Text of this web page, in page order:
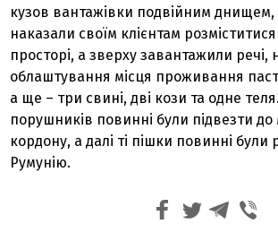
кузов вантажівки подвійним
наказали своїм клієнтам
просторі, а зверху завантажили речі,
облаштування місця проживання
а ще – три свині, дві кози та одне
порушників повинні були підвезти до
кордону, а далі ті пішки повинні були
Румунію.